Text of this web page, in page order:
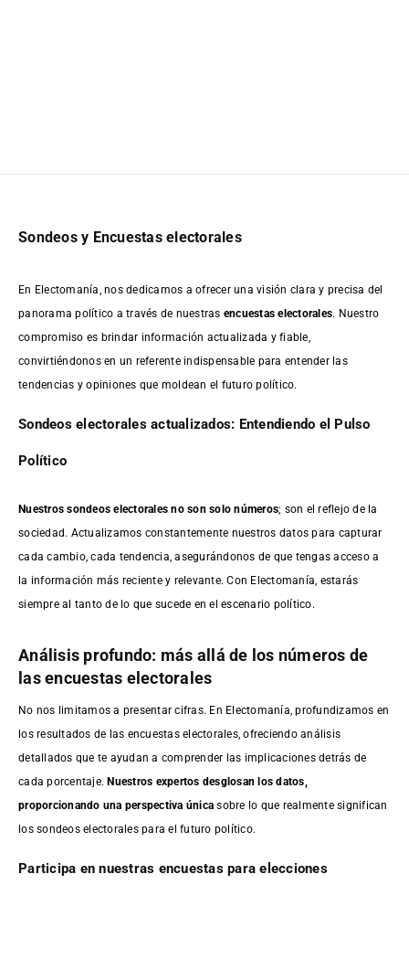
Sondeos y Encuestas electorales
En Electomanía, nos dedicamos a ofrecer una visión clara y precisa del
panorama político a través de nuestras encuestas electorales. Nuestro
compromiso es brindar información actualizada y fiable,
convirtiéndonos en un referente indispensable para entender las
tendencias y opiniones que moldean el futuro político.
Sondeos electorales actualizados: Entendiendo el Pulso
Político
Nuestros sondeos electorales no son solo números; son el reflejo de la
sociedad. Actualizamos constantemente nuestros datos para capturar
cada cambio, cada tendencia, asegurándonos de que tengas acceso a
la información más reciente y relevante. Con Electomanía, estarás
siempre al tanto de lo que sucede en el escenario político.
Análisis profundo: más allá de los números de
las encuestas electorales
No nos limitamos a presentar cifras. En Electomanía, profundizamos en
los resultados de las encuestas electorales, ofreciendo análisis
detallados que te ayudan a comprender las implicaciones detrás de
cada porcentaje.Nuestros expertos desglosan los datos,
proporcionando una perspectiva única sobre lo que realmente significan
los sondeos electorales para el futuro político.
Participa en nuestras encuestas para elecciones